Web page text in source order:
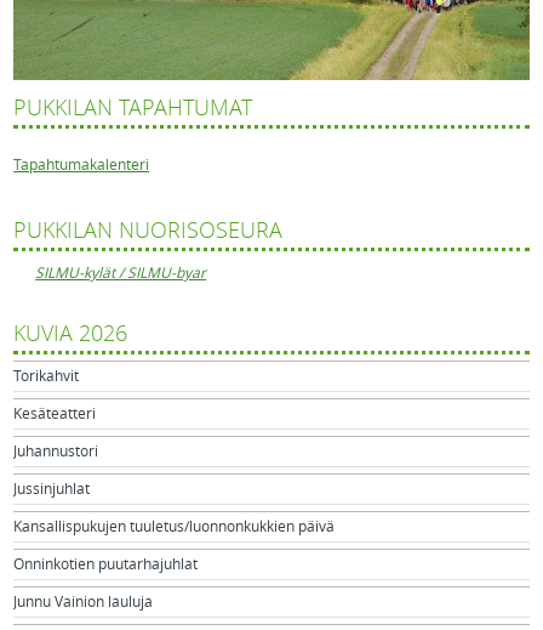
PUKKILAN TAPAHTUMAT
Tapahtumakalenteri
PUKKILAN NUORISOSEURA
SILMU-kylät / SILMU-byar
KUVIA 2026
Torikahvit
Kesäteatteri
Juhannustori
Jussinjuhlat
Kansallispukujen tuuletus/luonnonkukkien päivä
Onninkotien puutarhajuhlat
Junnu Vainion lauluja